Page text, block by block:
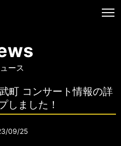
ース
町 コンサート情報の詳
しました！
09/25